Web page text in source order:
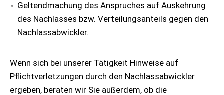
Geltendmachung des Anspruches auf Auskehrung
des Nachlasses bzw. Verteilungsanteils gegen den
Nachlassabwickler.
Wenn sich bei unserer Tätigkeit Hinweise auf
Pflichtverletzungen durch den Nachlassabwickler
ergeben, beraten wir Sie außerdem, ob die